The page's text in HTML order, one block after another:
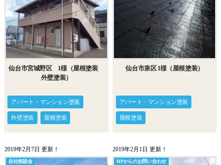
仙台市宮城野区 I様（屋根塗装
外壁塗装）
アパート・マンション塗装
外壁塗装 屋根塗装
仙台市泉区 I様（屋根塗装）
アパート・マンション塗装
屋根塗装
2019年2月7日 更新！
自社相談会
2019年2月1日 更新！
HPからのお問い合わせ